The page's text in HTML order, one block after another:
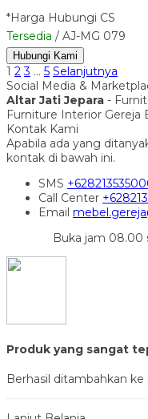
*Harga Hubungi CS
Tersedia / AJ-MG 079
Hubungi Kami
1 2 3 … 5 Selanjutnya
Social Media &
Altar Jati Jepara -
Furniture Interior Gereja
Kontak Kami
Apabila ada yang
kontak di bawah ini.
SMS
Call Center
Email
Buka jam 08.00
Produk yang sangat
Berhasil ditambahkan ke